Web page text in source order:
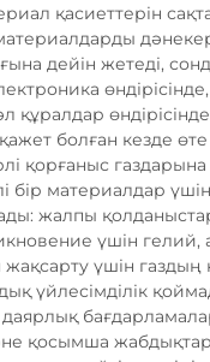
қасиеттерін
дейін жетеді,
құралдар
болған кезде
қорғаныс
бір материалдар үшін
жалпы
үшін гелий,
үшін газдың
үйлесімділік
қосымша